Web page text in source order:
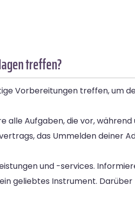
treffen?
Vorbereitungen treffen, um
Aufgaben, die vor,
das Ummelden deiner
und -services.
geliebtes Instrument.